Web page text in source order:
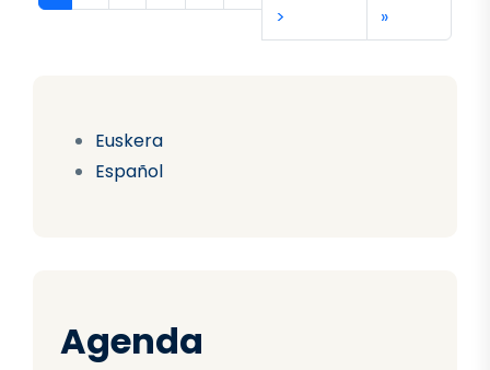
Euskera
Español
Agenda
>
»